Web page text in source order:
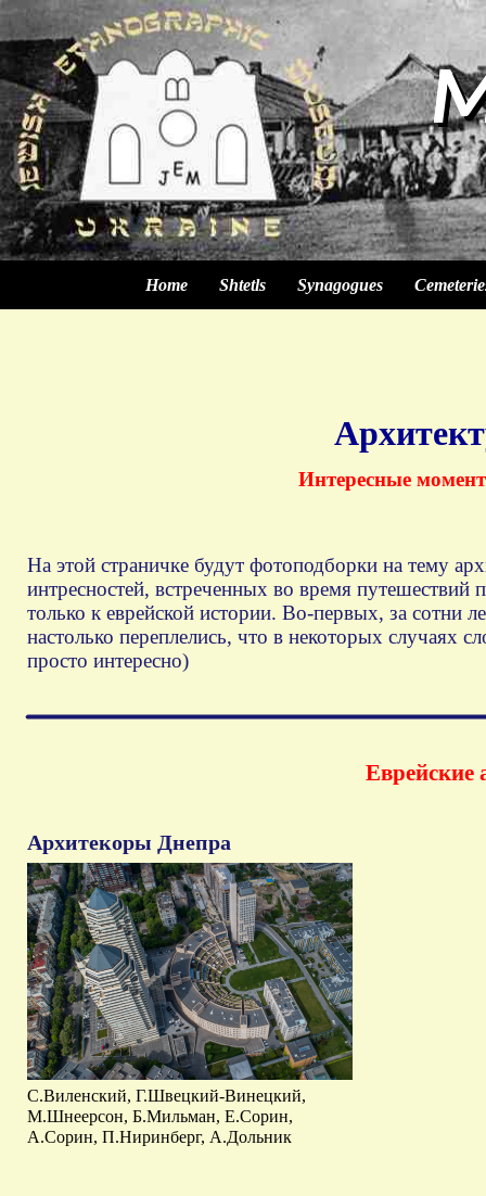
Интересные
На этой страничке будут фотоподборки на тему
интресностей, встреченных во время путешествий
только к еврейской истории. Во-первых, за сотни
настолько переплелись, что в некоторых случаях
просто интересно)
С.Виленский, Г.Швецкий-Винецкий,
М.Шнеерсон, Б.Мильман, Е.Сорин,
А.Сорин, П.Ниринберг, А.Дольник
Архитекоры Днепра
Home Shtetls Synagogues